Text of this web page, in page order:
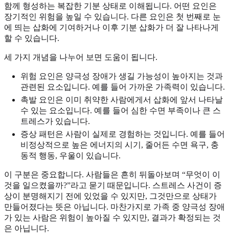
함께 형성하는 복잡한 기분 상태로 이해됩니다. 어떤 요인은
장기적인 위험을 높일 수 있습니다. 다른 요인은 첫 번째로 눈
에 띄는 삽화에 기여하거나 이후 기분 삽화가 더 잘 나타나게
할 수 있습니다.
세 가지 개념을 나누어 보면 도움이 됩니다.
위험 요인은 양극성 장애가 생길 가능성이 높아지는 것과
관련된 요소입니다. 예를 들어 가까운 가족력이 있습니다.
촉발 요인은 이미 취약한 사람에게서 삽화에 앞서 나타날
수 있는 요소입니다. 예를 들어 심한 수면 부족이나 큰 스
트레스가 있습니다.
증상 패턴은 사람이 실제로 경험하는 것입니다. 예를 들어
비정상적으로 높은 에너지의 시기, 줄어든 수면 욕구, 충
동적 행동, 우울이 있습니다.
이 구분은 중요합니다. 사람들은 흔히 뒤돌아보며 “무엇이 이
것을 일으켰을까?”라고 묻기 때문입니다. 스트레스 사건이 증
상이 분명해지기 전에 있었을 수 있지만, 그것만으로 상태가
만들어졌다는 뜻은 아닙니다. 마찬가지로 가족 중 양극성 장애
가 있는 사람은 위험이 높아질 수 있지만, 결과가 확정되는 것
은 아닙니다.